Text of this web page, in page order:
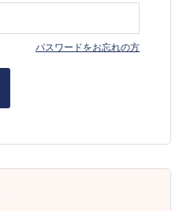
パスワードをお忘れの方